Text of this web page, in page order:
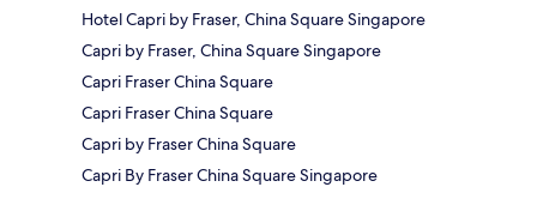
Hotel Capri by Fraser, China Square Singapore
Capri by Fraser, China Square Singapore
Capri Fraser China Square
Capri Fraser China Square
Capri by Fraser China Square
Capri By Fraser China Square Singapore